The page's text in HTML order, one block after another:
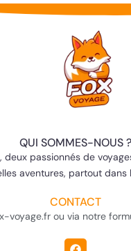
QUI SOMMES-NOUS ?
deux passionnés de
aventures, partout dans
CONTACT
voyage.fr ou via notre